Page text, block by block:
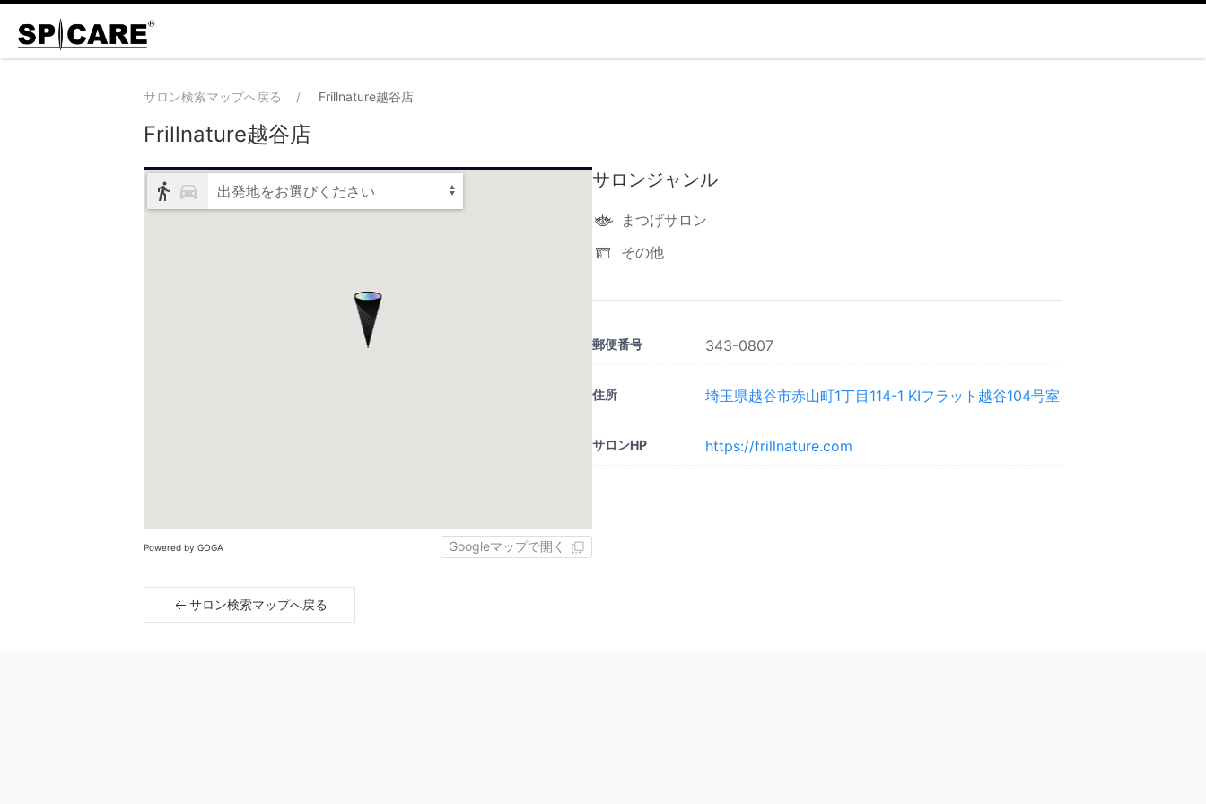
サロン検索マップへ戻る Frillnature越谷店
Frillnature越谷店
出発地をお選びください
Powered by GOGA Googleマップで開く
サロンジャンル
まつげサロン
その他
郵便番号 343-0807
住所 埼玉県越谷市赤山町1丁目114-1 KIフラット越谷104号室
サロンHP https://frillnature.com
サロン検索マップへ戻る